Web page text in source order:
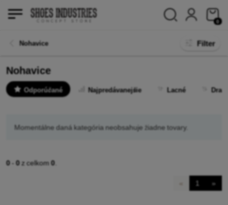
0
Nohavice Filter
Nohavice
Odporúčané Najpredávanejšie Lacné
Momentálne daná kategória neobsahuje žiadne tovary.
0 -0z celkom0
1 »